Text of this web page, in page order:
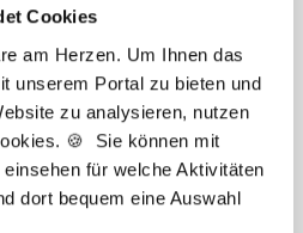
Cookies
am Herzen. Um Ihnen das
unserem Portal zu bieten und
zu analysieren, nutzen
🍪 Sie können mit
für welche Aktivitäten
dort bequem eine Auswahl
sind zu jeder Zeit
und Ihre persönlichen
Ihre Daten.
zu einem konkreten
Ihre Daten an die von Ihnen
weiter.